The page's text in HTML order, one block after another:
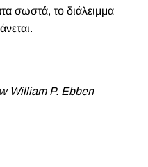
σωστά, το διάλειμμα
William P. Ebben